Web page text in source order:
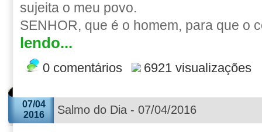
sujeita o meu povo.
SENHOR, que é o homem, para que o
lendo...
0 comentários 6921 visualizações
07/04
2016
Salmo do Dia - 07/04/2016